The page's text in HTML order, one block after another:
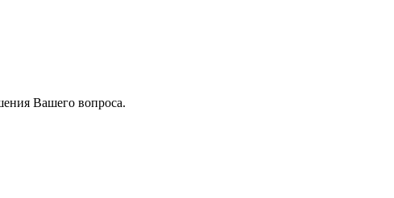
Вашего вопроса.